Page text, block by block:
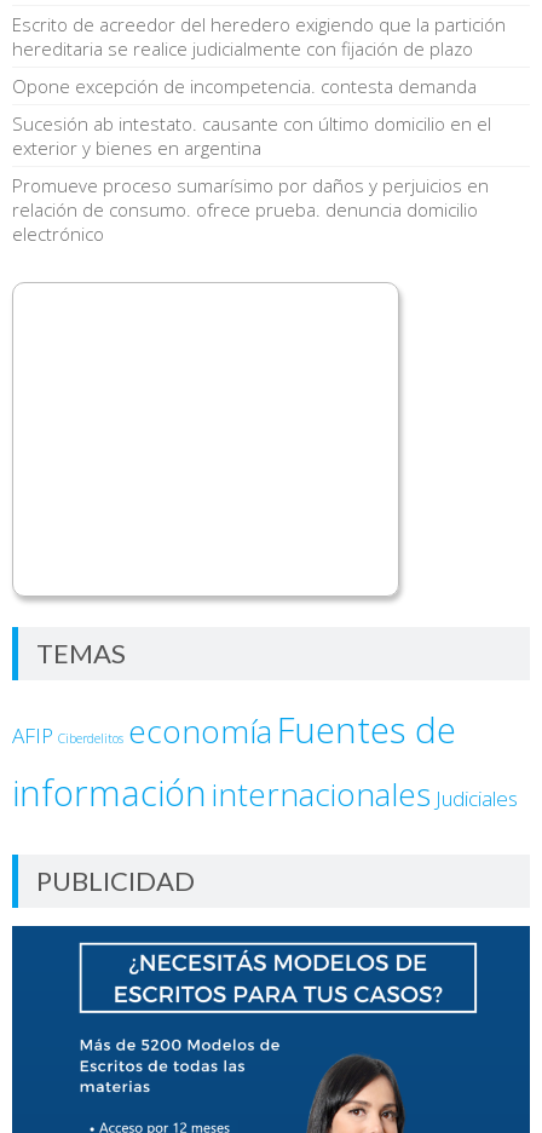
Escrito de acreedor del heredero exigiendo que la partición
hereditaria se realice judicialmente con fijación de plazo
Opone excepción de incompetencia. contesta demanda
Sucesión ab intestato. causante con último domicilio en el
exterior y bienes en argentina
Promueve proceso sumarísimo por daños y perjuicios en
relación de consumo. ofrece prueba. denuncia domicilio
electrónico
TEMAS
AFIP Ciberdelitos economía Fuentes de
informacióninternacionales Judiciales
PUBLICIDAD